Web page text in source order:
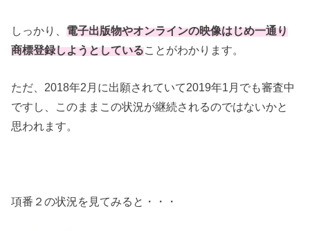
しっかり、電子出版物やオンラインの映像はじめ一通り
商標登録しようとしている ことがわかります。
ただ、2018年2月に出願されていて2019年1月でも審査中
ですし、このままこの状況が継続されるのではないかと
思われます。
項番２の状況を見てみると・・・